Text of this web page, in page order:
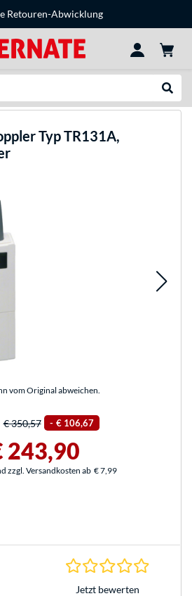
Retouren-Abwicklung
Typ TR131A,
vom Original abweichen.
€ 350,57 - € 106,67
243,90
zzgl. Versandkosten ab € 7,99
Jetzt bewerten